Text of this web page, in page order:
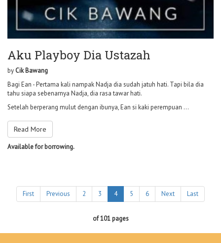
Aku Playboy Dia Ustazah
by Cik Bawang
Bagi Ean - Pertama kali nampak Nadja dia sudah jatuh hati. Tapi bila dia
tahu siapa sebenarnya Nadja, dia rasa tawar hati.
Setelah berperang mulut dengan ibunya, Ean si kaki perempuan ...
Read More
Available for borrowing.
First Previous 2 3 4 5 6 Next Last
of 101 pages